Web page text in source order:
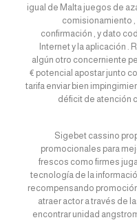
igual de Malta juegos de
comisionamiento ,
confirmación , y dato
Internet y la aplicación
algún otro concerniente
€ potencial apostar junto
tarifa enviar bien
déficit de atención
Sigebet cassino
promocionales para
frescos como firmes
tecnología de la
recompensando
atraer actor a través de
encontrar unidad